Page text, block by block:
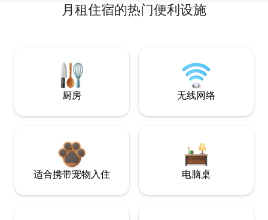
月租住宿的热门便利设施
厨房 无线网络
适合携带宠物入住 电脑桌